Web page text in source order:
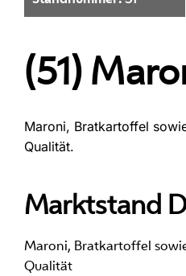
(51)
Maroni, Bratkartoffel
Qualität.
Marktstand
Maroni, Bratkartoffel
Qualität